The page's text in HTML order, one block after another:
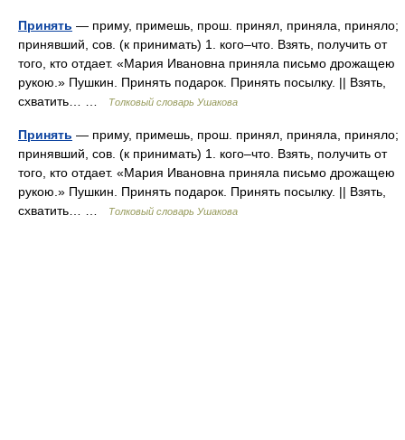
Принять — приму, примешь, прош. принял, приняла, приняло;
принявший, сов. (к принимать) 1. кого–что. Взять, получить от
того, кто отдает. «Мария Ивановна приняла письмо дрожащею
рукою.» Пушкин. Принять подарок. Принять посылку. || Взять,
схватить… …
Толковый словарь Ушакова
Принять — приму, примешь, прош. принял, приняла, приняло;
принявший, сов. (к принимать) 1. кого–что. Взять, получить от
того, кто отдает. «Мария Ивановна приняла письмо дрожащею
рукою.» Пушкин. Принять подарок. Принять посылку. || Взять,
схватить… …
Толковый словарь Ушакова